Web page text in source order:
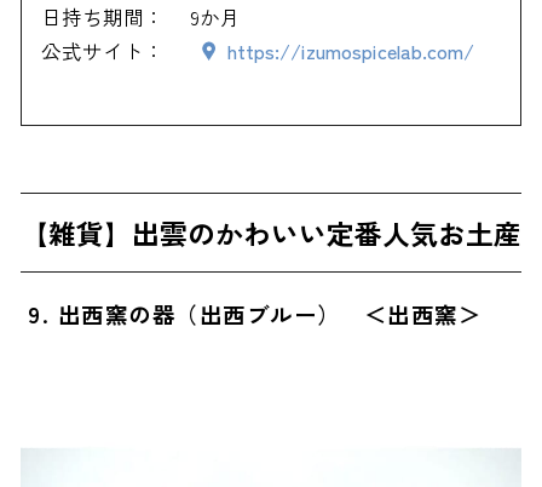
日持ち期間：
9か月
公式サイト：
https://izumospicelab.com/
【雑貨】出雲のかわいい定番人気お土産
9. 出西窯の器（出西ブルー） ＜出西窯＞